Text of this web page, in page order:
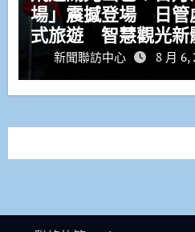
場」震撼登場 日管
式旅遊 智慧觀光新
新聞聯訪中心 8 月 6,